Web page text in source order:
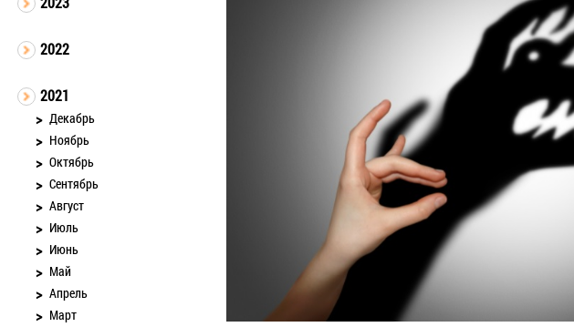
2022
2021
Декабрь
Ноябрь
Октябрь
Сентябрь
Август
Июль
Июнь
Май
Апрель
Март